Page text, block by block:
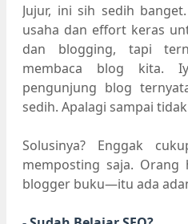
Jujur, ini sih sedih
usaha dan effort keras
dan blogging, tapi
membaca blog kita.
pengunjung blog
sedih. Apalagi sampai
Solusinya? Enggak
memposting saja.
blogger buku—itu ada